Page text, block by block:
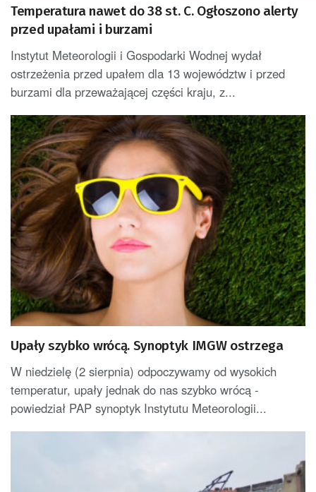
Temperatura nawet do 38 st. C. Ogłoszono alerty
przed upałami i burzami
Instytut Meteorologii i Gospodarki Wodnej wydał
ostrzeżenia przed upałem dla 13 województw i przed
burzami dla przeważającej części kraju, z...
Upały szybko wrócą. Synoptyk IMGW ostrzega
W niedzielę (2 sierpnia) odpoczywamy od wysokich
temperatur, upały jednak do nas szybko wrócą -
powiedział PAP synoptyk Instytutu Meteorologii...